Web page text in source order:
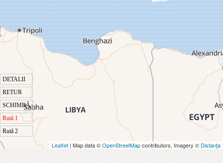
DETALII
RETUR
SCHIMBĂ
Rută 1
Rută 2